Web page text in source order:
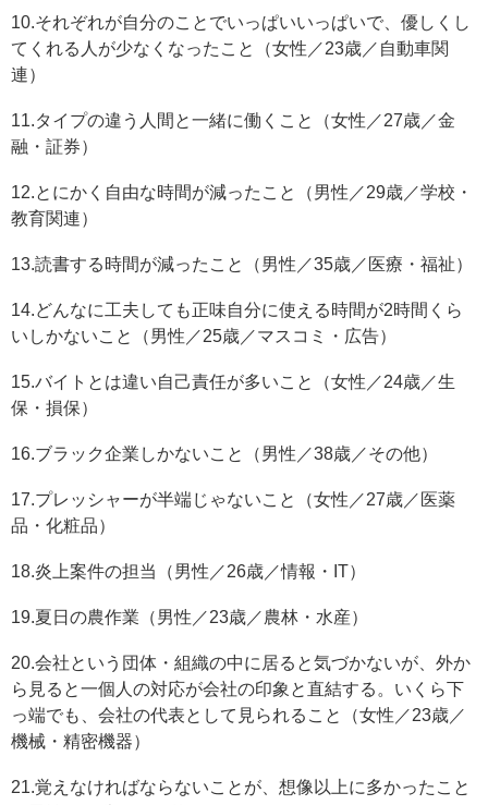
10.それぞれが自分のことでいっぱいいっぱいで、優しくし
てくれる人が少なくなったこと（女性／23歳／自動車関
連）
11.タイプの違う人間と一緒に働くこと（女性／27歳／金
融・証券）
12.とにかく自由な時間が減ったこと（男性／29歳／学校・
教育関連）
13.読書する時間が減ったこと（男性／35歳／医療・福祉）
14.どんなに工夫しても正味自分に使える時間が2時間くら
いしかないこと（男性／25歳／マスコミ・広告）
15.バイトとは違い自己責任が多いこと（女性／24歳／生
保・損保）
16.ブラック企業しかないこと（男性／38歳／その他）
17.プレッシャーが半端じゃないこと（女性／27歳／医薬
品・化粧品）
18.炎上案件の担当（男性／26歳／情報・IT）
19.夏日の農作業（男性／23歳／農林・水産）
20.会社という団体・組織の中に居ると気づかないが、外か
ら見ると一個人の対応が会社の印象と直結する。いくら下
っ端でも、会社の代表として見られること（女性／23歳／
機械・精密機器）
21.覚えなければならないことが、想像以上に多かったこと